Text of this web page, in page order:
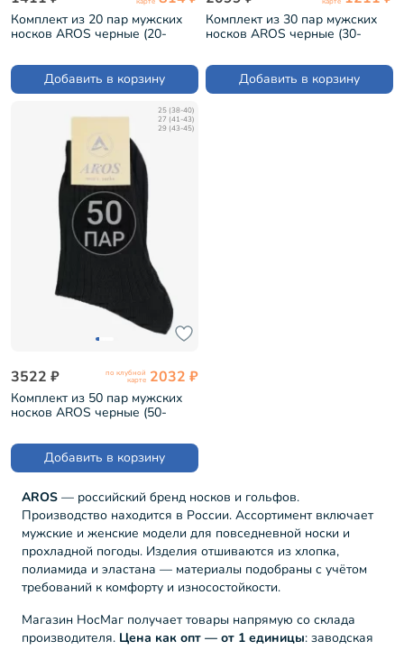
Комплект из 20 пар мужских
носков AROS черные (20-
Добавить в корзину
Комплект из 30 пар мужских
носков AROS черные (30-
Добавить в корзину
25 (38-40)
27 (41-43)
29 (43-45)
3522 ₽ по клубной
карте 2032 ₽
Комплект из 50 пар мужских
носков AROS черные (50-
Добавить в корзину
AROS — российский бренд носков и гольфов.
Производство находится в России. Ассортимент включает
мужские и женские модели для повседневной носки и
прохладной погоды. Изделия отшиваются из хлопка,
полиамида и эластана — материалы подобраны с учётом
требований к комфорту и износостойкости.
Магазин НосМаг получает товары напрямую со склада
производителя. Цена как опт — от 1 единицы: заводская